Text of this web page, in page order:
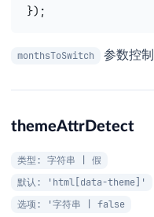
});
monthsToSwitch 参数控
themeAttrDetect
类型: 字符串 | 假
默认: 'html[data-theme]'
选项: '字符串 | false